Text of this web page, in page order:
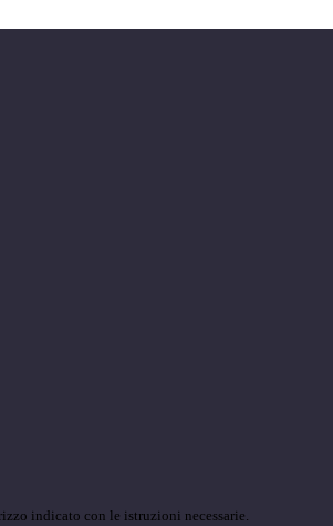
indicato con le istruzioni necessarie.